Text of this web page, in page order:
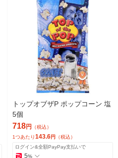
トップオブザP ポップコーン 塩
5個
718円 （税込）
1つあたり143.6円 （税込）
ログイン&全額PayPay支払いで
5%